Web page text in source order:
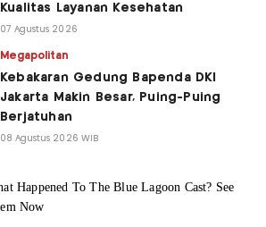
Kualitas Layanan Kesehatan
07 Agustus 2026
Megapolitan
Kebakaran Gedung Bapenda DKI
Jakarta Makin Besar, Puing-Puing
Berjatuhan
08 Agustus 2026 WIB